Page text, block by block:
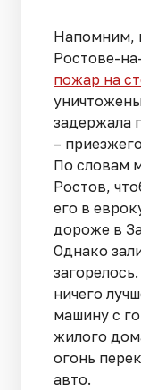
Напомним,
Ростове-
пожар на
задержала
–
По словам
Ростов,
его в
дороже в
Однако
ничего
машину с
жилого
огонь
авто.